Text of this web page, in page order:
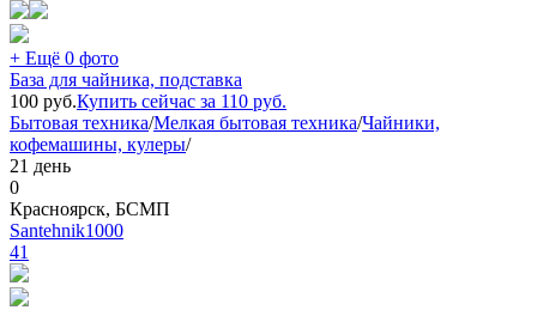
+ Ещё 0 фото
База для чайника, подставка
100 руб.Купить сейчас за 110 руб.
Бытовая техника/Мелкая бытовая техника/Чайники,
кофемашины, кулеры/
21 день
0
Красноярск, БСМП
Santehnik1000
41